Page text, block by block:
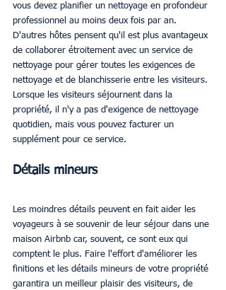
vous devez planifier un nettoyage en profondeur
professionnel au moins deux fois par an.
D'autres hôtes pensent qu'il est plus avantageux
de collaborer étroitement avec un service de
nettoyage pour gérer toutes les exigences de
nettoyage et de blanchisserie entre les visiteurs.
Lorsque les visiteurs séjournent dans la
propriété, il n'y a pas d'exigence de nettoyage
quotidien, mais vous pouvez facturer un
supplément pour ce service.
Détails mineurs
Les moindres détails peuvent en fait aider les
voyageurs à se souvenir de leur séjour dans une
maison Airbnb car, souvent, ce sont eux qui
comptent le plus. Faire l'effort d'améliorer les
finitions et les détails mineurs de votre propriété
garantira un meilleur plaisir des visiteurs, de